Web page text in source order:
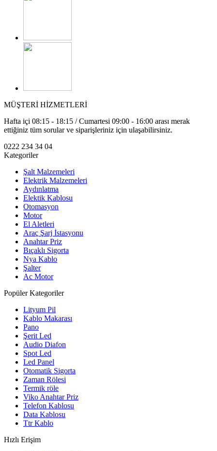
MÜŞTERİ HİZMETLERİ
Hafta içi 08:15 - 18:15 / Cumartesi 09:00 - 16:00 arası merak
ettiğiniz tüm sorular ve siparişleriniz için ulaşabilirsiniz.
0222 234 34 04
Kategoriler
Şalt Malzemeleri
Elektrik Malzemeleri
Aydınlatma
Elektik Kablosu
Otomasyon
Motor
El Aletleri
Araç Şarj İstasyonu
Anahtar Priz
Bıçaklı Sigorta
Nya Kablo
Şalter
Ac Motor
Popüler Kategoriler
Lityum Pil
Kablo Makarası
Pano
Şerit Led
Audio Diafon
Spot Led
Led Panel
Otomatik Sigorta
Zaman Rölesi
Termik röle
Viko Anahtar Priz
Telefon Kablosu
Data Kablosu
Ttr Kablo
Hızlı Erişim